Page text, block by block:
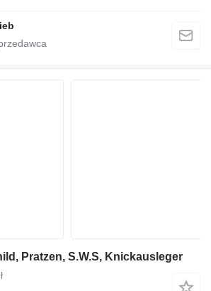
Pratzen, S.W.S, Knickausleger